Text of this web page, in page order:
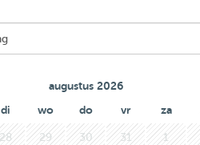
augustus 2026
di wo do vr za
28 29 30 31 1